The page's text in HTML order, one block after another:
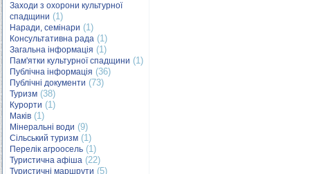
Заходи з охорони культурної
спадщини (1)
Наради, семінари (1)
Консультативна рада (1)
Загальна інформація (1)
Пам'ятки культурної спадщини (1)
Публічна інформація (36)
Публічні документи (73)
Туризм (38)
Курорти (1)
Маків (1)
Мінеральні води (9)
Сільський туризм (1)
Перелік агроосель (1)
Туристична афіша (22)
Туристичні маршрути (5)